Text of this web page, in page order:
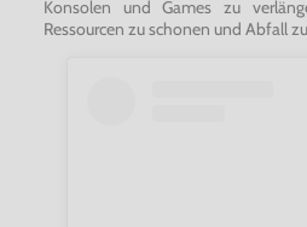
Konsolen und Games zu
Ressourcen zu schonen und Abfall